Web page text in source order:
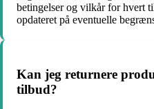
betingelser og vilkår for hvert
opdateret på eventuelle
Kan jeg returnere
tilbud?